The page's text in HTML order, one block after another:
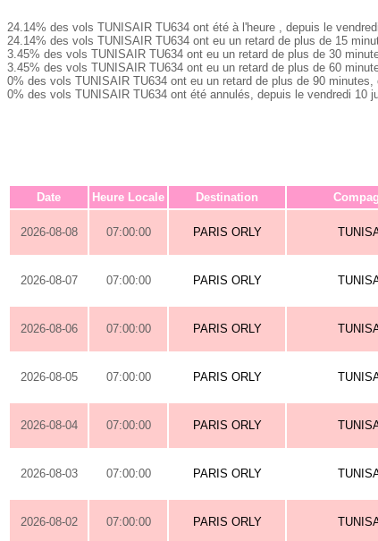
24.14% des vols TUNISAIR TU634 ont été à l'heure , depuis le
24.14% des vols TUNISAIR TU634 ont eu un retard de plus de 15
3.45% des vols TUNISAIR TU634 ont eu un retard de plus de 30
3.45% des vols TUNISAIR TU634 ont eu un retard de plus de 60
0% des vols TUNISAIR TU634 ont eu un retard de plus de 90
0% des vols TUNISAIR TU634 ont été annulés, depuis le vendredi 10
Date Heure Locale Destination
2026-08-08 07:00:00 PARIS ORLY
2026-08-07 07:00:00 PARIS ORLY
2026-08-06 07:00:00 PARIS ORLY
2026-08-05 07:00:00 PARIS ORLY
2026-08-04 07:00:00 PARIS ORLY
2026-08-03 07:00:00 PARIS ORLY
2026-08-02 07:00:00 PARIS ORLY